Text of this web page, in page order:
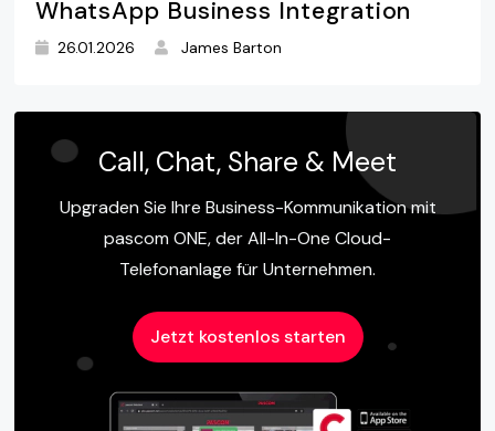
WhatsApp Business Integration
26.01.2026 James Barton
Call, Chat, Share & Meet
Upgraden Sie Ihre Business-Kommunikation mit
pascom ONE, der All-In-One Cloud-
Telefonanlage für Unternehmen.
Jetzt kostenlos starten